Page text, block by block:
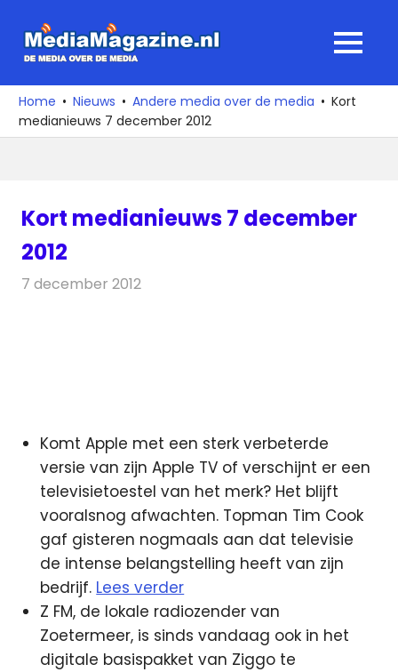
naar
media
over
de
MENU
Home Nieuws Andere media over de media
Kort
medianieuws 7 december 2012
Kort medianieuws 7 december
2012
7 december 2012
Komt Apple met een sterk verbeterde
versie van zijn Apple TV of verschijnt er een
televisietoestel van het merk? Het blijft
vooralsnog afwachten. Topman Tim Cook
gaf gisteren nogmaals aan dat televisie
de intense belangstelling heeft van zijn
bedrijf. Lees verder
Z FM, de lokale radiozender van
Zoetermeer, is sinds vandaag ook in het
digitale basispakket van Ziggo te